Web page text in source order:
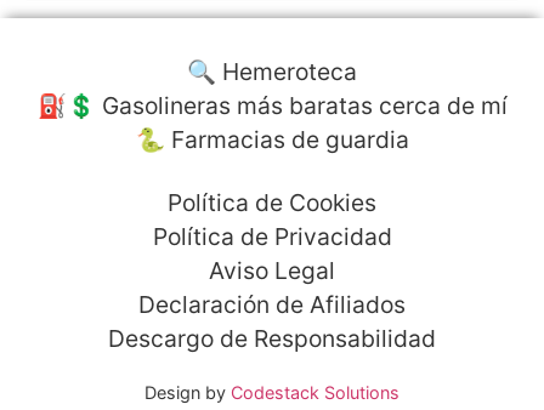
🔍 Hemeroteca
⛽️💲 Gasolineras más baratas cerca de mí
🐍 Farmacias de guardia
Política de Cookies
Política de Privacidad
Aviso Legal
Declaración de Afiliados
Descargo de Responsabilidad
Design by Codestack Solutions